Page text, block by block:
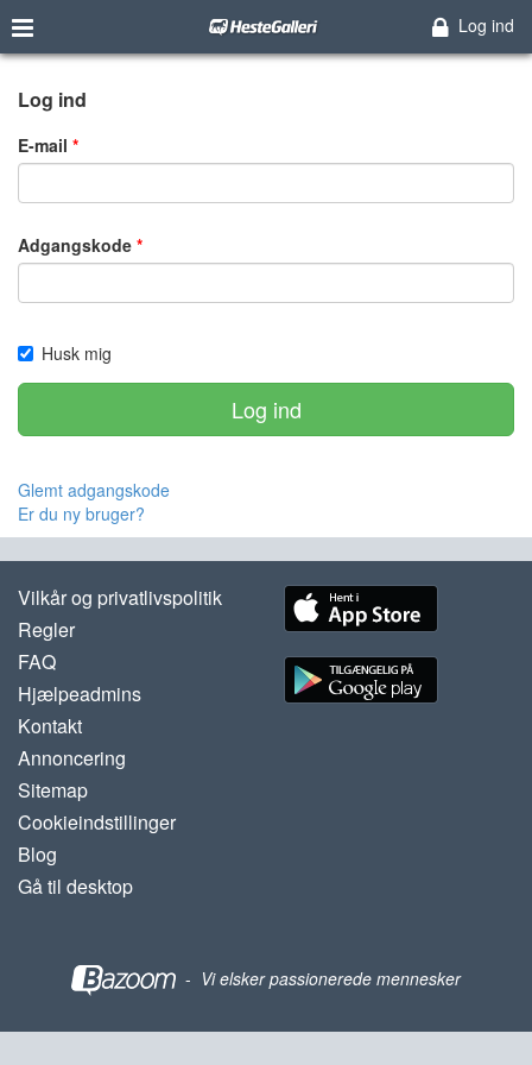
Log ind
Log ind
E-mail
Adgangskode
Husk mig
Log ind
Glemt adgangskode
Er du ny bruger?
Vilkår og privatlivspolitik
Regler
FAQ
Hjælpeadmins
Kontakt
Annoncering
Sitemap
Cookieindstillinger
Blog
Gå til desktop
- Vi elsker passionerede mennesker